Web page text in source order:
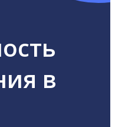
в